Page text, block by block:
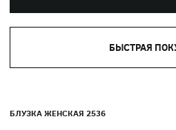
БЫСТРАЯ
БЛУЗКА ЖЕНСКАЯ 2536